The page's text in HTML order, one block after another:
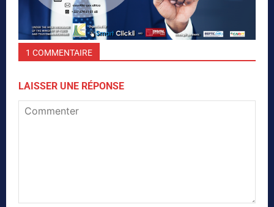
1 COMMENTAIRE
LAISSER UNE RÉPONSE